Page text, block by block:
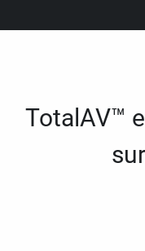
TotalAV™